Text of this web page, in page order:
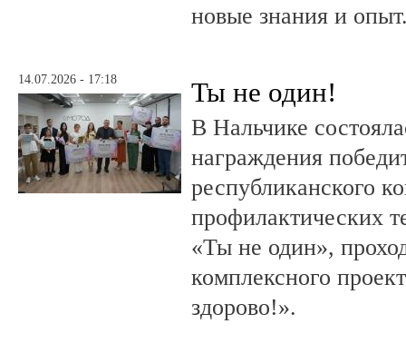
новые знания и
14.07.2026 - 17:18 Ты не один!
В Нальчике
награждения
республиканского
профилактических
«Ты не один»,
комплексного
здорово!».